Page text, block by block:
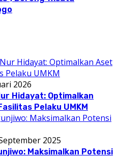
2026
Hidayat: Optimalkan
Pelaku UMKM
2025
Maksimalkan Potensi